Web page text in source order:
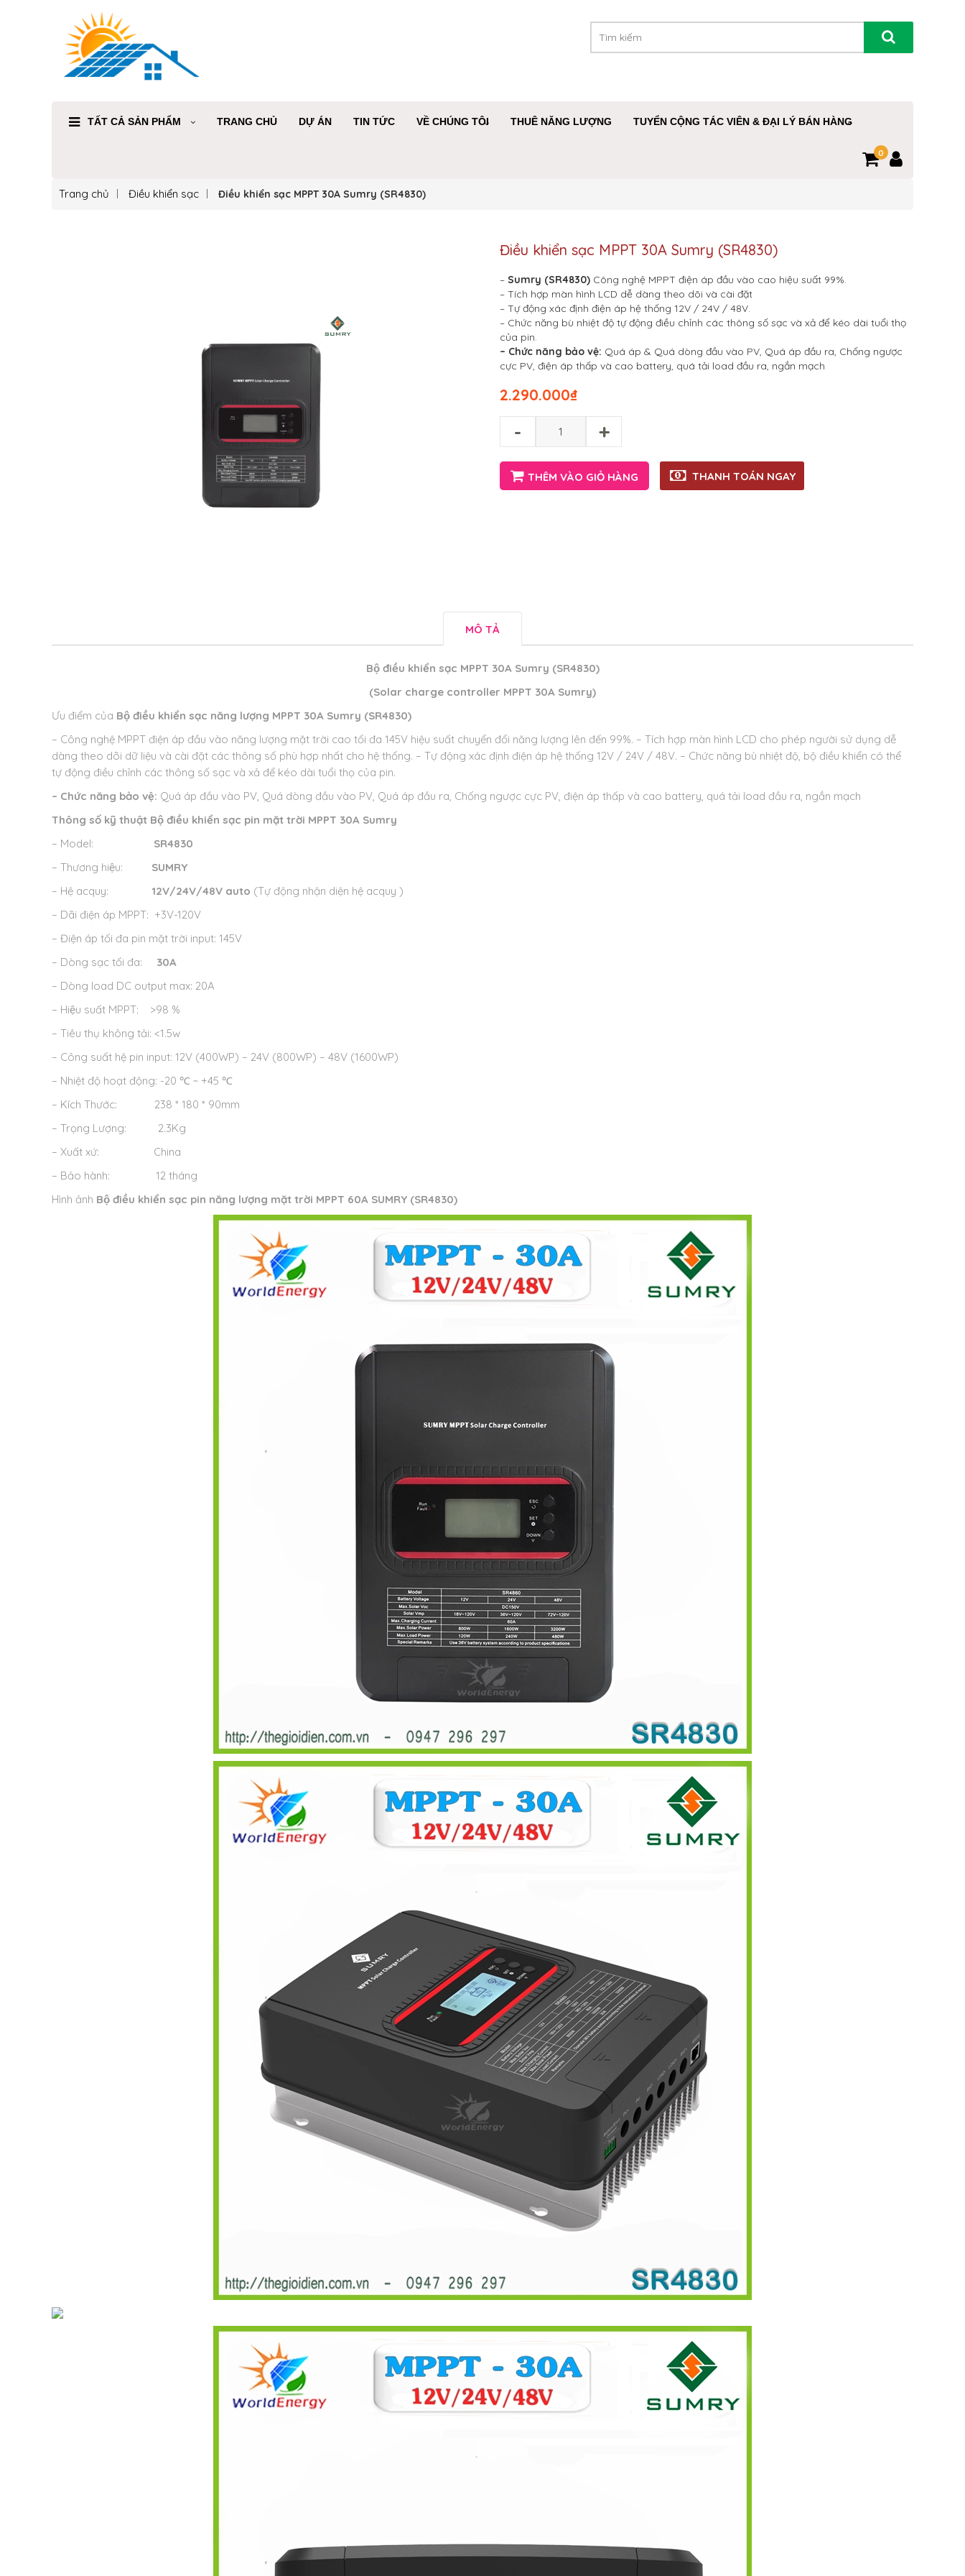
TẤT CẢ SẢN PHẨM TRANG CHỦ DỰ ÁN TIN TỨC VỀ CHÚNG TÔI THUÊ NĂNG LƯỢNG TUYỂN CỘNG TÁC VIÊN & ĐẠI LÝ BÁN HÀNG
0
Trang chủ Điều khiển sạc Điều khiển sạc MPPT 30A Sumry (SR4830)
Điều khiển sạc MPPT 30A Sumry (SR4830)
– Sumry (SR4830) Công nghệ MPPT điện áp đầu vào cao hiệu suất 99%.
– Tích hợp màn hình LCD dễ dàng theo dõi và cài đặt
– Tự động xác định điện áp hệ thống 12V / 24V / 48V.
– Chức năng bù nhiệt độ tự động điều chỉnh các thông số sạc và xả để kéo dài tuổi thọ
của pin.
– Chức năng bảo vệ: Quá áp & Quá dòng đầu vào PV, Quá áp đầu ra, Chống ngược
cực PV, điện áp thấp và cao battery, quá tải load đầu ra, ngắn mạch
₫
2.290.000
- +
THÊM VÀO GIỎ HÀNG THANH TOÁN NGAY
MÔ TẢ
Bộ điều khiển sạc MPPT 30A Sumry (SR4830)
(Solar charge controller MPPT 30A Sumry)
Ưu điểm của Bộ điều khiển sạc năng lượng MPPT 30A Sumry (SR4830)
– Công nghệ MPPT điện áp đầu vào năng lượng mặt trời cao tối đa 145V hiệu suất chuyển đổi năng lượng lên đến 99%. – Tích hợp màn hình LCD cho phép người sử dụng dễ
dàng theo dõi dữ liệu và cài đặt các thông số phù hợp nhất cho hệ thống. – Tự động xác định điện áp hệ thống 12V / 24V / 48V. – Chức năng bù nhiệt độ, bộ điều khiển có thể
tự động điều chỉnh các thông số sạc và xả để kéo dài tuổi thọ của pin.
– Chức năng bảo vệ: Quá áp đầu vào PV, Quá dòng đầu vào PV, Quá áp đầu ra, Chống ngược cực PV, điện áp thấp và cao battery, quá tải load đầu ra, ngắn mạch
Thông số kỹ thuật Bộ điều khiển sạc pin mặt trời MPPT 30A Sumry
– Model: SR4830
– Thương hiệu: SUMRY
– Hệ acquy: 12V/24V/48V auto (Tự động nhận diện hệ acquy )
– Dãi điện áp MPPT: +3V-120V
– Điện áp tối đa pin mặt trời input: 145V
– Dòng sạc tối đa: 30A
– Dòng load DC output max: 20A
– Hiệu suất MPPT: >98 %
– Tiêu thụ không tải: <1.5w
– Công suất hệ pin input: 12V (400WP) – 24V (800WP) – 48V (1600WP)
– Nhiệt độ hoạt động: -20 ℃ ~ +45 ℃
– Kích Thước: 238 * 180 * 90mm
– Trọng Lượng: 2.3Kg
– Xuất xứ: China
– Bảo hành: 12 tháng
Hình ảnh Bộ điều khiển sạc pin năng lượng mặt trời MPPT 60A SUMRY (SR4830)